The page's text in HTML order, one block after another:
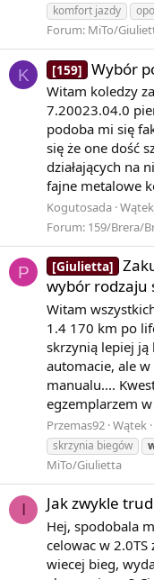
komfort jazdy
Forum: MiTo/
K [159] Wybór
Witam koledzy
7.20023.04.0
podoba mi się
się że one dość
działających na
fajne metalowe
Kogutosada Wątek
Forum: 159/Brera/
P [Giulietta]
wybór rodzaju
Witam
1.4 170 km po
skrzynią lepiej ją
automacie, ale w
manualu....
egzemplarzem
Przemas92 Wątek
skrzynia biegów
MiTo/Giulietta
I Jak zwykle
Hej, spodobala
celowac w 2.0TS
wiecej bieg,